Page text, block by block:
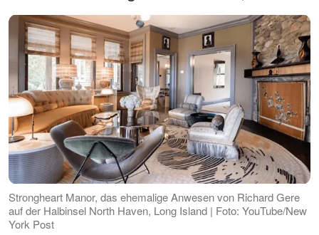
Strongheart Manor, das ehemalige Anwesen von Richard Gere
auf der Halbinsel North Haven, Long Island | Foto: YouTube/New
York Post